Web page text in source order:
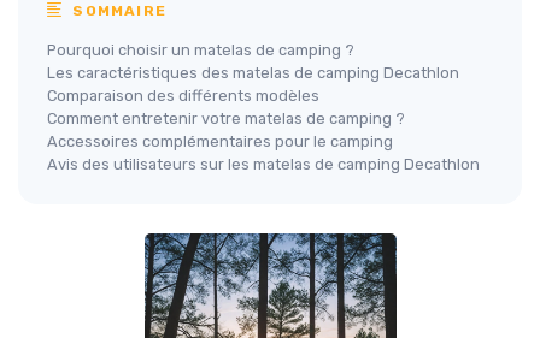
SOMMAIRE
Pourquoi choisir un matelas de camping ?
Les caractéristiques des matelas de camping Decathlon
Comparaison des différents modèles
Comment entretenir votre matelas de camping ?
Accessoires complémentaires pour le camping
Avis des utilisateurs sur les matelas de camping Decathlon